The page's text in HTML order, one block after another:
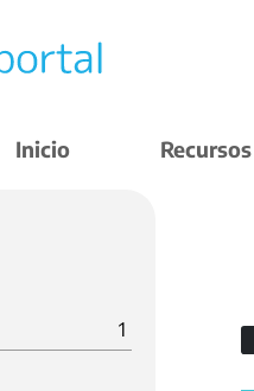
Inicio Recursos
1